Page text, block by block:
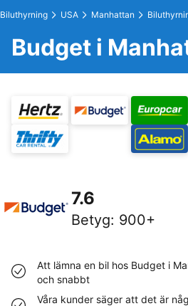
Biluthyrning USA Manhattan
Budget i
7.6
Betyg: 900+
Att lämna en bil hos Budget i
och snabbt
Våra kunder säger att det är